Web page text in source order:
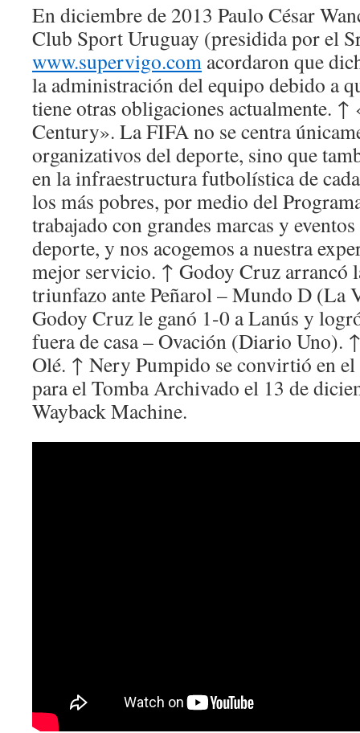
En diciembre de 2013 Paulo César
Club Sport Uruguay (presidida por el
www.supervigo.com acordaron que
la administración del equipo debido a
tiene otras obligaciones actualmente.
Century». La FIFA no se centra
organizativos del deporte, sino que
en la infraestructura futbolística de
los más pobres, por medio del
trabajado con grandes marcas y
deporte, y nos acogemos a nuestra
mejor servicio. ↑ Godoy Cruz arrancó
triunfazo ante Peñarol – Mundo D (La
Godoy Cruz le ganó 1-0 a Lanús y
fuera de casa – Ovación (Diario Uno).
Olé. ↑ Nery Pumpido se convirtió en el
para el Tomba Archivado el 13 de
Wayback Machine.